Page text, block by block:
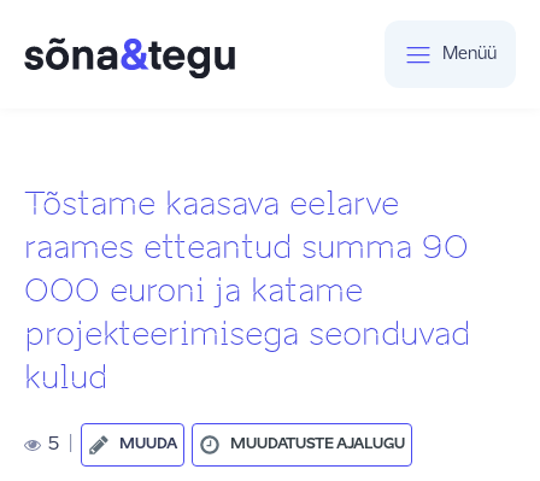
Menüü
Tõstame kaasava eelarve
raames etteantud summa 90
000 euroni ja katame
projekteerimisega seonduvad
kulud
5 MUUDA MUUDATUSTE AJALUGU